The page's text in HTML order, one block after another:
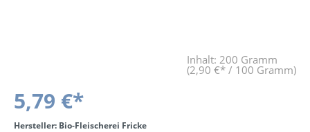
Inhalt: 200 Gramm
(2,90 €* / 100 Gramm)
5,79 €*
Hersteller: Bio-Fleischerei Fricke